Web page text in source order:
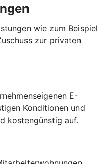
wie zum Beispiel
zur privaten
E-
Konditionen und
kostengünstig auf.